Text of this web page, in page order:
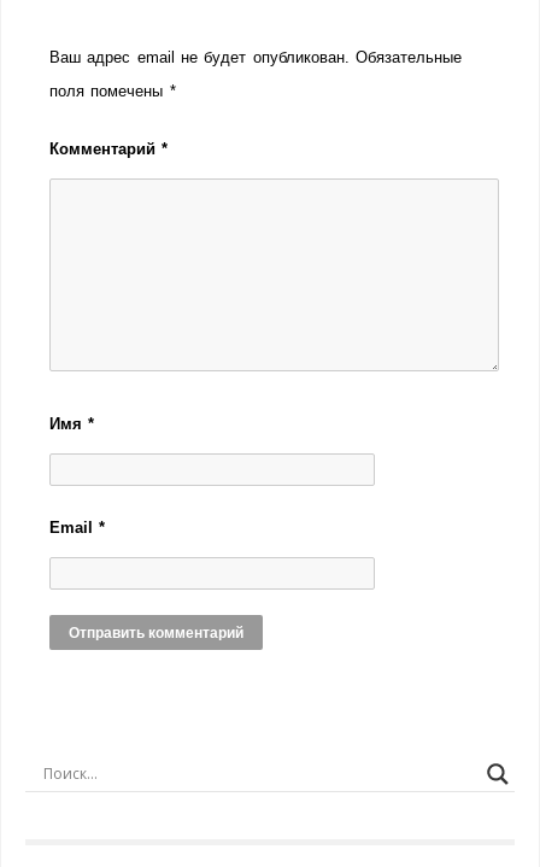
Ваш адрес email не будет опубликован. Обязательные
поля помечены *
Комментарий*
Имя*
Email*